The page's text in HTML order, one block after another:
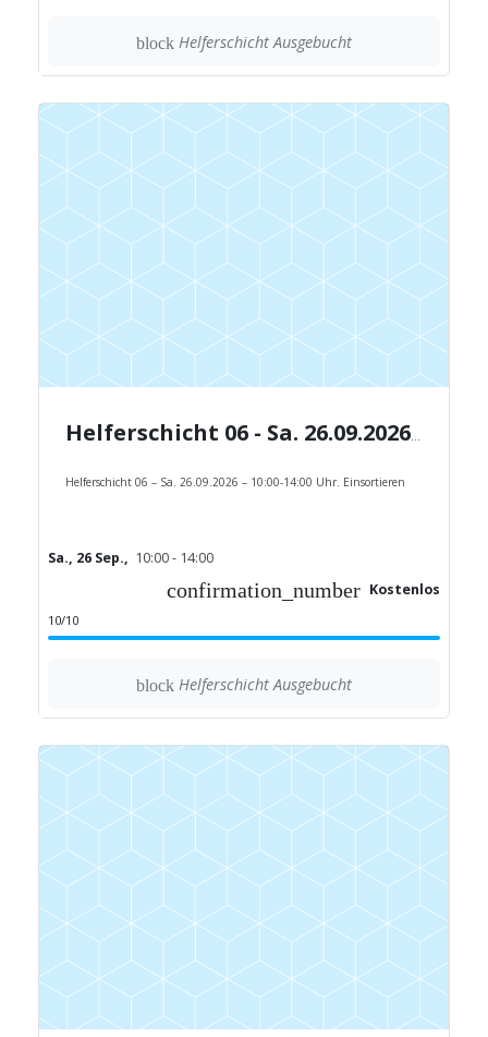
block Helferschicht Ausgebucht
Helferschicht 06 – Sa. 26.09.2026 – 10:00-14:00 Uhr. Einsortieren
Sa., 26 Sep., 10:00 - 14:00
confirmation_number Kostenlos
10/10
block Helferschicht Ausgebucht